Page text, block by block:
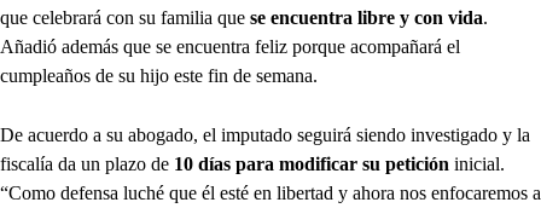
que celebrará con su familia que se encuentra libre y con vida.
Añadió además que se encuentra feliz porque acompañará el
cumpleaños de su hijo este fin de semana.
De acuerdo a su abogado, el imputado seguirá siendo investigado y la
fiscalía da un plazo de 10 días para modificar su petición inicial.
“Como defensa luché que él esté en libertad y ahora nos enfocaremos a